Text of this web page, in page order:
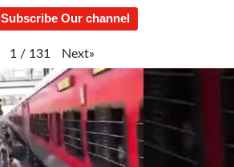
Subscribe Our channel
1 / 131 Next»